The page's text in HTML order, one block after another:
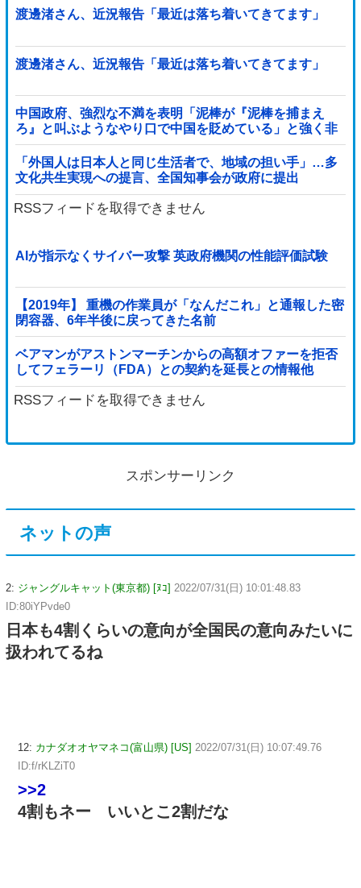
渡邊渚さん、近況報告「最近は落ち着いてきてます」
渡邊渚さん、近況報告「最近は落ち着いてきてます」
中国政府、強烈な不満を表明「泥棒が『泥棒を捕まえ
ろ』と叫ぶようなやり口で中国を貶めている」と強く非
難！
「外国人は日本人と同じ生活者で、地域の担い手」…多
文化共生実現への提言、全国知事会が政府に提出
RSSフィードを取得できません
AIが指示なくサイバー攻撃 英政府機関の性能評価試験
【2019年】 重機の作業員が「なんだこれ」と通報した密
閉容器、6年半後に戻ってきた名前
ベアマンがアストンマーチンからの高額オファーを拒否
してフェラーリ（FDA）との契約を延長との情報他
RSSフィードを取得できません
スポンサーリンク
ネットの声
2: ジャングルキャット(東京都) [ﾇｺ] 2022/07/31(日) 10:01:48.83
ID:80iYPvde0
日本も4割くらいの意向が全国民の意向みたいに
扱われてるね
12: カナダオオヤマネコ(富山県) [US] 2022/07/31(日) 10:07:49.76
ID:f/rKLZiT0
>>2
4割もネー いいとこ2割だな